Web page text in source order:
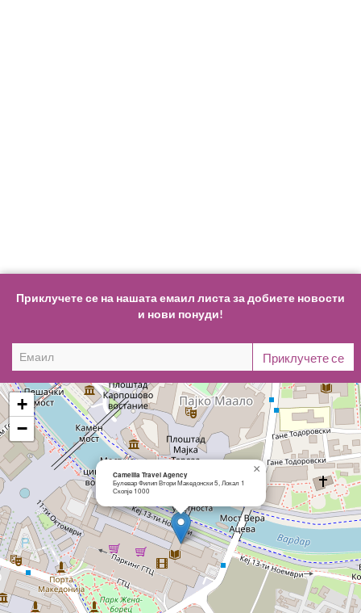
Приклучете се на нашата емаил листа за добиете новости
и нови понуди!
Camellia Travel Agency
Булевар Филип Втори Македонски 5, Локал 1
Скопје 1000
×
+
−